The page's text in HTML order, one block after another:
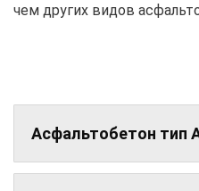
чем других видов
Асфальтобетон тип